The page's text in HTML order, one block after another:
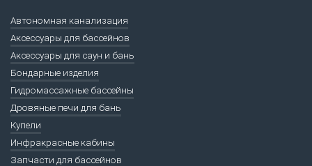
Автономная канализация
Аксессуары для бассейнов
Аксессуары для саун и бань
Бондарные изделия
Гидромассажные бассейны
Дровяные печи для бань
Купели
Инфракрасные кабины
Запчасти для бассейнов